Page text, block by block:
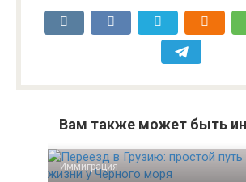
Вам также может быть
Иммиграция